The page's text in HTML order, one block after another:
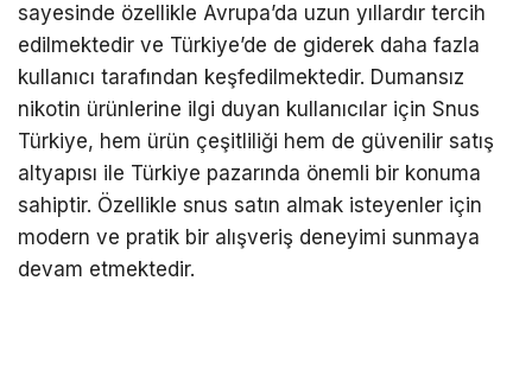
sayesinde özellikle Avrupa’da uzun yıllardır tercih
edilmektedir ve Türkiye’de de giderek daha fazla
kullanıcı tarafından keşfedilmektedir. Dumansız
nikotin ürünlerine ilgi duyan kullanıcılar için Snus
Türkiye, hem ürün çeşitliliği hem de güvenilir satış
altyapısı ile Türkiye pazarında önemli bir konuma
sahiptir. Özellikle snus satın a lmak isteyenler için
modern ve pratik bir alışveriş deneyimi sunmaya
devam etmektedir.